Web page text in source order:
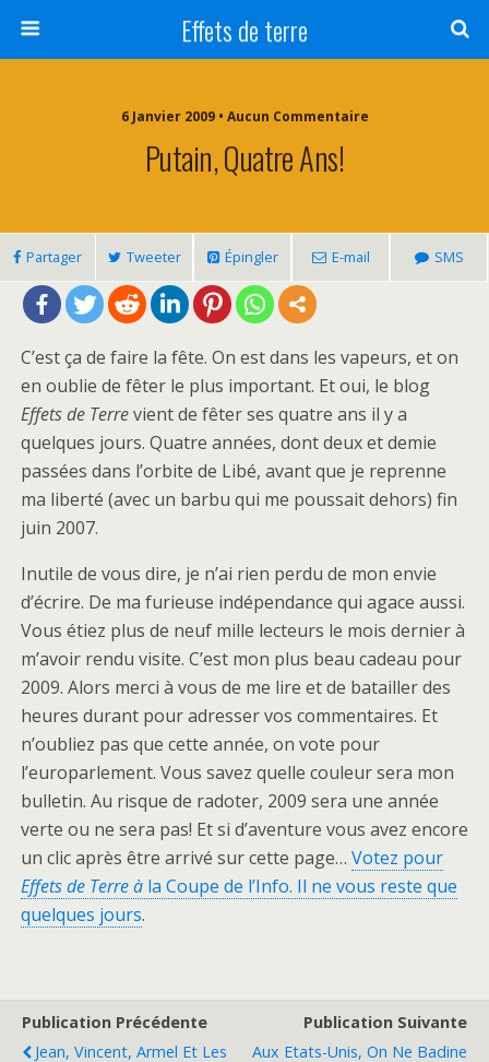
Effets de terre
6 Janvier 2009 • Aucun Commentaire
Putain, Quatre Ans!
Partager Tweeter Épingler E-mail SMS
C’est ça de faire la fête. On est dans les vapeurs, et on
en oublie de fêter le plus important. Et oui, le blog
Effets de Terrevient de fêter ses quatre ans il y a
quelques jours. Quatre années, dont deux et demie
passées dans l’orbite de Libé, avant que je reprenne
ma liberté (avec un barbu qui me poussait dehors) fin
juin 2007.
Inutile de vous dire, je n’ai rien perdu de mon envie
d’écrire. De ma furieuse indépendance qui agace aussi.
Vous étiez plus de neuf mille lecteurs le mois dernier à
m’avoir rendu visite. C’est mon plus beau cadeau pour
2009. Alors merci à vous de me lire et de batailler des
heures durant pour adresser vos commentaires. Et
n’oubliez pas que cette année, on vote pour
l’europarlement. Vous savez quelle couleur sera mon
bulletin. Au risque de radoter, 2009 sera une année
verte ou ne sera pas! Et si d’aventure vous avez encore
un clic après être arrivé sur cette page… Votez pour
Effets de Terre à la Coupe de l’Info. Il ne vous reste que
quelques jours.
Publication Précédente
Jean, Vincent, Armel Et Les
Publication Suivante
Aux Etats-Unis, On Ne Badine